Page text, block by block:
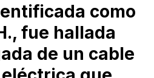
como
fue hallada
de un cable